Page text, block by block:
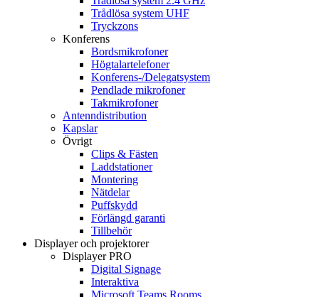
Trådlösa system UHF
Tryckzons
Konferens
Bordsmikrofoner
Högtalartelefoner
Konferens-/Delegatsystem
Pendlade mikrofoner
Takmikrofoner
Antenndistribution
Kapslar
Övrigt
Clips & Fästen
Laddstationer
Montering
Nätdelar
Puffskydd
Förlängd garanti
Tillbehör
Displayer och projektorer
Displayer PRO
Digital Signage
Interaktiva